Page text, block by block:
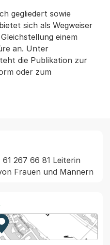
gegliedert sowie
sich als Wegweiser
einem
an. Unter
die Publikation zur
oder zum
267 66 81 Leiterin
Frauen und Männern
Zur Karte von MapBS.
Externer Link, wird in einem